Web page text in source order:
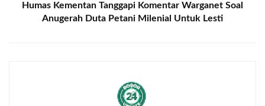
Humas Kementan Tanggapi Komentar Warganet Soal
Anugerah Duta Petani Milenial Untuk Lesti